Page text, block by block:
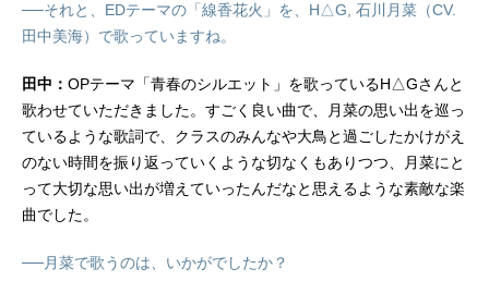
──それと、EDテーマの「線香花火」を、H△G, 石川月菜（CV.
田中美海）で歌っていますね。
田中： OPテーマ「青春のシルエット」を歌っているH△Gさんと
歌わせていただきました。すごく良い曲で、月菜の思い出を巡っ
ているような歌詞で、クラスのみんなや大鳥と過ごしたかけがえ
のない時間を振り返っていくような切なくもありつつ、月菜にと
って大切な思い出が増えていったんだなと思えるような素敵な楽
曲でした。
──月菜で歌うのは、いかがでしたか？